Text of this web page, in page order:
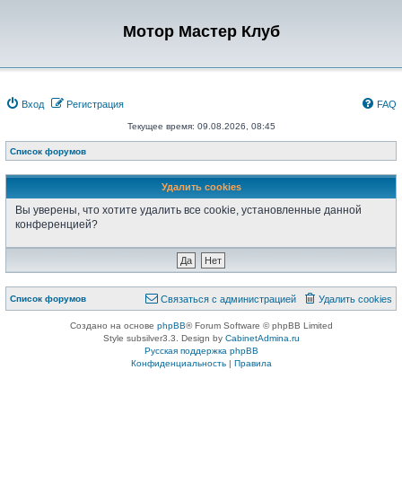
Мотор Мастер Клуб
Вход Регистрация FAQ
Текущее время: 09.08.2026, 08:45
Список форумов
Удалить cookies
Вы уверены, что хотите удалить все cookie, установленные данной
конференцией?
Список форумов Удалить cookies
Связаться с администрацией
Создано на основе phpBB® Forum Software © phpBB Limited
Style subsilver3.3. Design by CabinetAdmina.ru
Русская поддержка phpBB
Конфиденциальность| Правила